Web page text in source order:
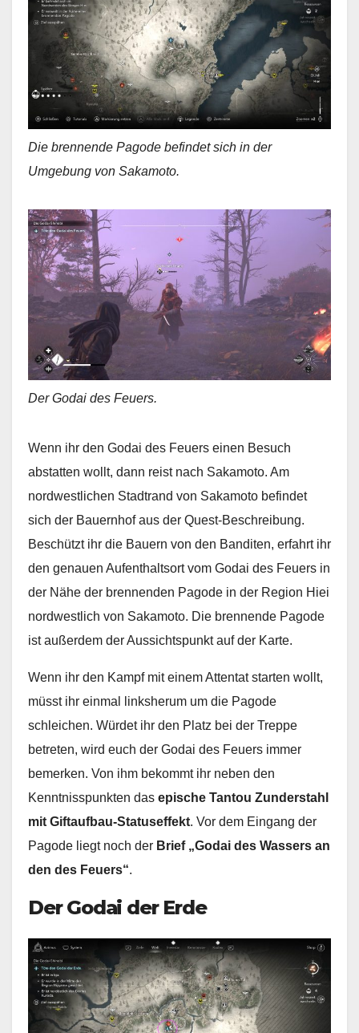
Die brennende Pagode befindet sich in der
Umgebung von Sakamoto.
Der Godai des Feuers.
Wenn ihr den Godai des Feuers einen Besuch
abstatten wollt, dann reist nach Sakamoto. Am
nordwestlichen Stadtrand von Sakamoto befindet
sich der Bauernhof aus der Quest-Beschreibung.
Beschützt ihr die Bauern von den Banditen, erfahrt ihr
den genauen Aufenthaltsort vom Godai des Feuers in
der Nähe der brennenden Pagode in der Region Hiei
nordwestlich von Sakamoto. Die brennende Pagode
ist außerdem der Aussichtspunkt auf der Karte.
Wenn ihr den Kampf mit einem Attentat starten wollt,
müsst ihr einmal linksherum um die Pagode
schleichen. Würdet ihr den Platz bei der Treppe
betreten, wird euch der Godai des Feuers immer
bemerken. Von ihm bekommt ihr neben den
Kenntnisspunkten das epische Tantou Zunderstahl
mit Giftaufbau-Statuseffekt. Vor dem Eingang der
Pagode liegt noch der Brief „Godai des Wassers an
den des Feuers“.
Der Godai der Erde